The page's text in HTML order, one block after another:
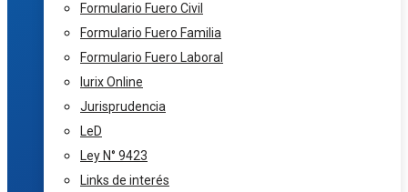
Formulario Fuero Civil
Formulario Fuero Familia
Formulario Fuero Laboral
Iurix Online
Jurisprudencia
LeD
Ley N° 9423
Links de interés